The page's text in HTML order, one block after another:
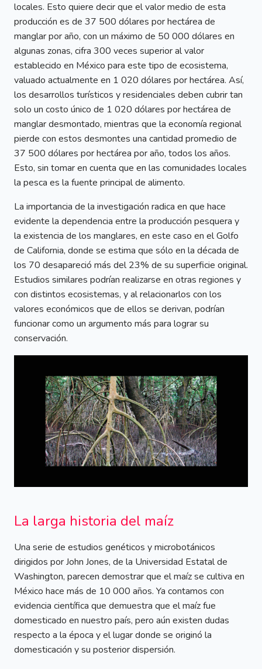
locales. Esto quiere decir que el valor medio de esta
producción es de 37 500 dólares por hectárea de
manglar por año, con un máximo de 50 000 dólares en
algunas zonas, cifra 300 veces superior al valor
establecido en México para este tipo de ecosistema,
valuado actualmente en 1 020 dólares por hectárea. Así,
los desarrollos turísticos y residenciales deben cubrir tan
solo un costo único de 1 020 dólares por hectárea de
manglar desmontado, mientras que la economía regional
pierde con estos desmontes una cantidad promedio de
37 500 dólares por hectárea por año, todos los años.
Esto, sin tomar en cuenta que en las comunidades locales
la pesca es la fuente principal de alimento.
La importancia de la investigación radica en que hace
evidente la dependencia entre la producción pesquera y
la existencia de los manglares, en este caso en el Golfo
de California, donde se estima que sólo en la década de
los 70 desapareció más del 23% de su superficie original.
Estudios similares podrían realizarse en otras regiones y
con distintos ecosistemas, y al relacionarlos con los
valores económicos que de ellos se derivan, podrían
funcionar como un argumento más para lograr su
conservación.
La larga historia del maíz
Una serie de estudios genéticos y microbotánicos
dirigidos por John Jones, de la Universidad Estatal de
Washington, parecen demostrar que el maíz se cultiva en
México hace más de 10 000 años. Ya contamos con
evidencia científica que demuestra que el maíz fue
domesticado en nuestro país, pero aún existen dudas
respecto a la época y el lugar donde se originó la
domesticación y su posterior dispersión.